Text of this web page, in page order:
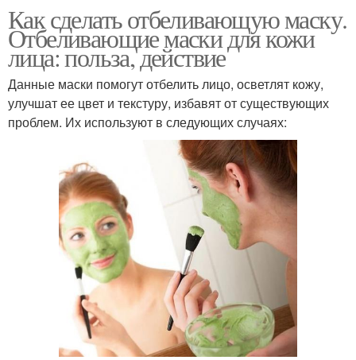
Как сделать отбеливающую маску.
Отбеливающие маски для кожи
лица: польза, действие
Данные маски помогут отбелить лицо, осветлят кожу,
улучшат ее цвет и текстуру, избавят от существующих
проблем. Их используют в следующих случаях: